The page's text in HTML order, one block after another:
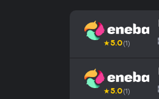
★5.0(1)
★5.0(1)